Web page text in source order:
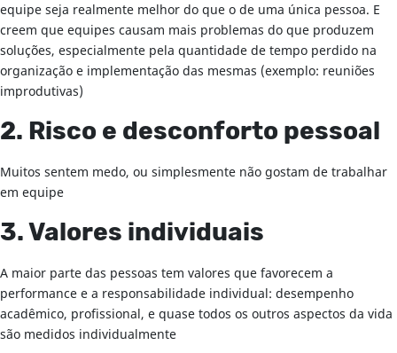
equipe seja realmente melhor do que o de uma única pessoa. E
creem que equipes causam mais problemas do que produzem
soluções, especialmente pela quantidade de tempo perdido na
organização e implementação das mesmas (exemplo: reuniões
improdutivas)
2. Risco e desconforto pessoal
Muitos sentem medo, ou simplesmente não gostam de trabalhar
em equipe
3. Valores individuais
A maior parte das pessoas tem valores que favorecem a
performance e a responsabilidade individual: desempenho
acadêmico, profissional, e quase todos os outros aspectos da vida
são medidos individualmente